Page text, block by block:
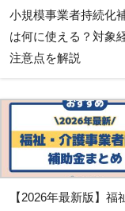
小規模事業者持続化
は何に使える？対象
注意点を解説
【2026年最新版】福